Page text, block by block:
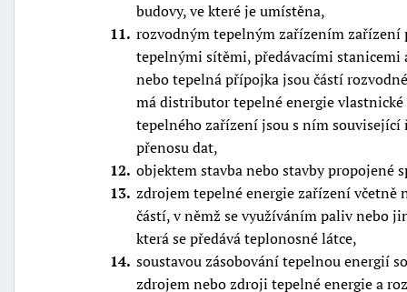
budovy, ve které je umístěna,
11 rozvodným tepelným zařízením zařízení
tepelnými sítěmi, předávacími
nebo tepelná přípojka jsou částí
má distributor tepelné energie
tepelného zařízení jsou s ním související
přenosu dat,
12 objektem stavba nebo stavby
13 zdrojem tepelné energie zařízení včetně
částí, v němž se využíváním paliv nebo
která se předává teplonosné látce,
14 soustavou zásobování tepelnou energií
zdrojem nebo zdroji tepelné energie a